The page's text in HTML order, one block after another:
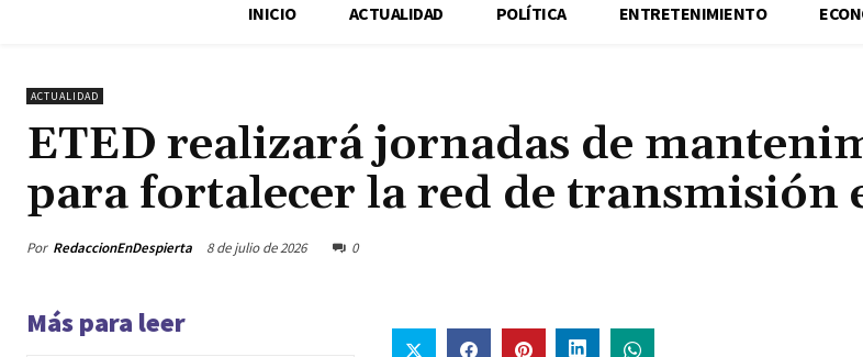
INICIO ACTUALIDAD POLÍTICA ENTRETENIMIENTO
ACTUALIDAD
ETED realizará jornadas de
para fortalecer la red de transmisión
Por RedaccionEnDespierta 8 de julio de 2026 0
Más para leer